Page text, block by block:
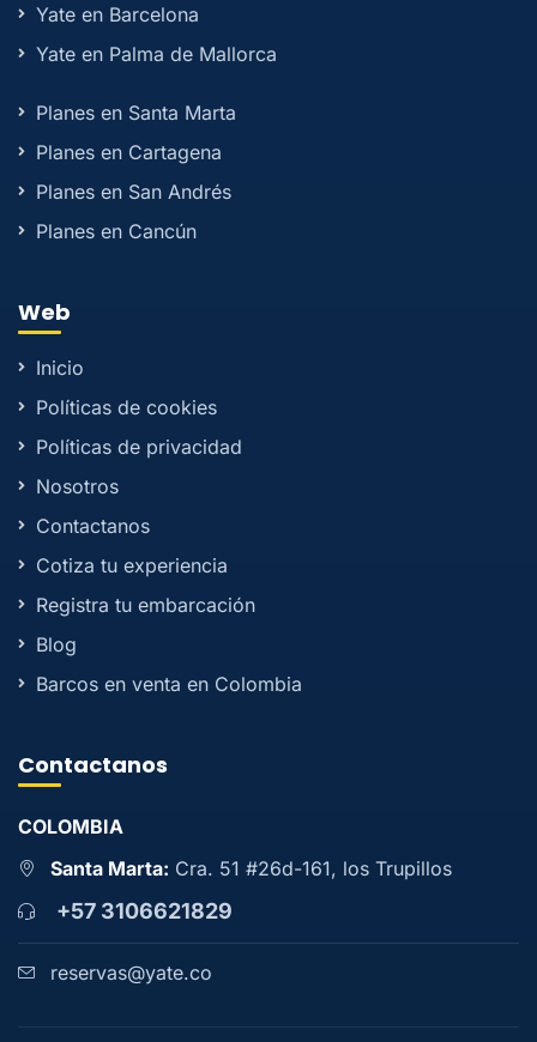
Yate en Barcelona
Yate en Palma de Mallorca
Planes en Santa Marta
Planes en Cartagena
Planes en San Andrés
Planes en Cancún
Web
Inicio
Políticas de cookies
Políticas de privacidad
Nosotros
Contactanos
Cotiza tu experiencia
Registra tu embarcación
Blog
Barcos en venta en Colombia
Contactanos
COLOMBIA
Santa Marta: Cra. 51 #26d-161, los Trupillos
+57 3106621829
reservas@yate.co